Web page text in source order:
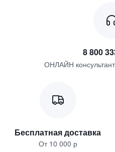
8 800
ОНЛАЙН
Бесплатная доставка
От 10 000 р